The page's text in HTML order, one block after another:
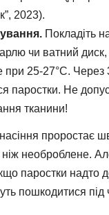
2023).
Покладіть
чи ватний диск,
при 25-27°C. Через
паростки. Не
тканини!
проростає
ніж необроблене.
паростки надто
пошкодитися під